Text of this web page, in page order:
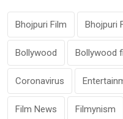
Bhojpuri Film Bhojpuri
Bollywood Bollywood
Coronavirus
Film News Filmynism